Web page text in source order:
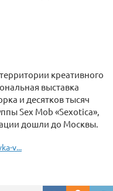
креативного
выставка
и десятков тысяч
Sex Mob «Sexotica»,
дошли до Москвы.
v...